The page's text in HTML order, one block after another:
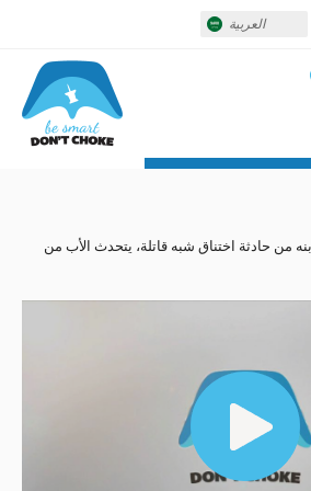
العربية
من حادثة اختناق شبه قاتلة، يتحدث الأب من